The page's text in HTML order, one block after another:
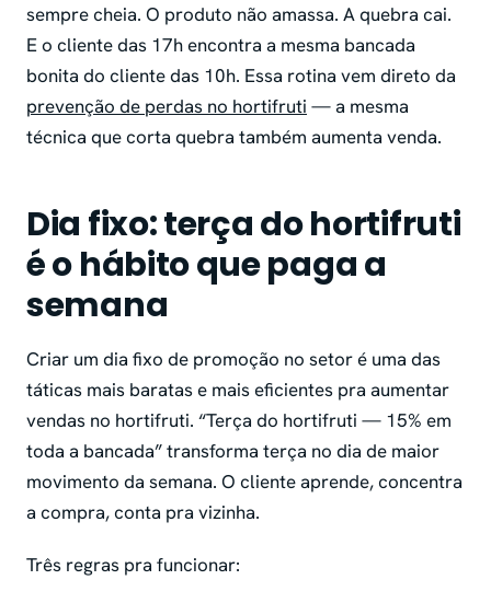
sempre cheia. O produto não amassa. A quebra cai.
E o cliente das 17h encontra a mesma bancada
bonita do cliente das 10h. Essa rotina vem direto da
prevenção de perdas no hortifruti — a mesma
técnica que corta quebra também aumenta venda.
Dia fixo: terça do hortifruti
é o hábito que paga a
semana
Criar um dia fixo de promoção no setor é uma das
táticas mais baratas e mais eficientes pra aumentar
vendas no hortifruti. “Terça do hortifruti — 15% em
toda a bancada” transforma terça no dia de maior
movimento da semana. O cliente aprende, concentra
a compra, conta pra vizinha.
Três regras pra funcionar: